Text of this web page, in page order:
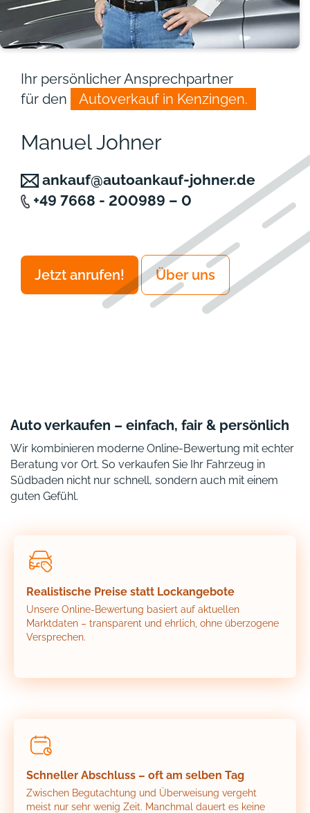
Ihr persönlicher Ansprechpartner
für den
Autoverkauf in Kenzingen.
Manuel Johner
ankauf@autoankauf-johner.de
+49 7668 - 200989 – 0
Jetzt anrufen! Über uns
Auto verkaufen – einfach, fair & persönlich
Wir kombinieren moderne Online-Bewertung mit echter
Beratung vor Ort. So verkaufen Sie Ihr Fahrzeug in
Südbaden nicht nur schnell, sondern auch mit einem
guten Gefühl.
Realistische Preise statt Lockangebote
Unsere Online-Bewertung basiert auf aktuellen
Marktdaten – transparent und ehrlich, ohne überzogene
Versprechen.
Schneller Abschluss – oft am selben Tag
Zwischen Begutachtung und Überweisung vergeht
meist nur sehr wenig Zeit. Manchmal dauert es keine